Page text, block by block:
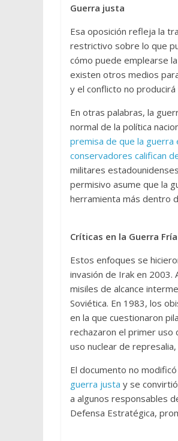
Guerra justa
Esa oposición refleja la
restrictivo sobre lo que
cómo puede emplearse
existen otros medios
y el conflicto no
En otras palabras, la
normal de la política
premisa de que la guerra
conservadores califican
militares
permisivo asume que la
herramienta más dentro
Críticas en la Guerra Fría
Estos enfoques se
invasión de Irak en 2003.
misiles de alcance
Soviética. En 1983, los
en la que cuestionaron
rechazaron el primer uso
uso nuclear de
El documento no
guerra justa y se
a algunos responsables
Defensa Estratégica,